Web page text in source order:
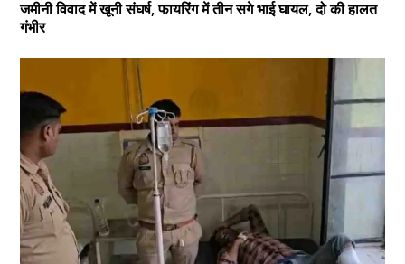
जमीनी विवाद में खूनी संघर्ष, फायरिंग में तीन सगे भाई घायल, दो की हालत
गंभीर